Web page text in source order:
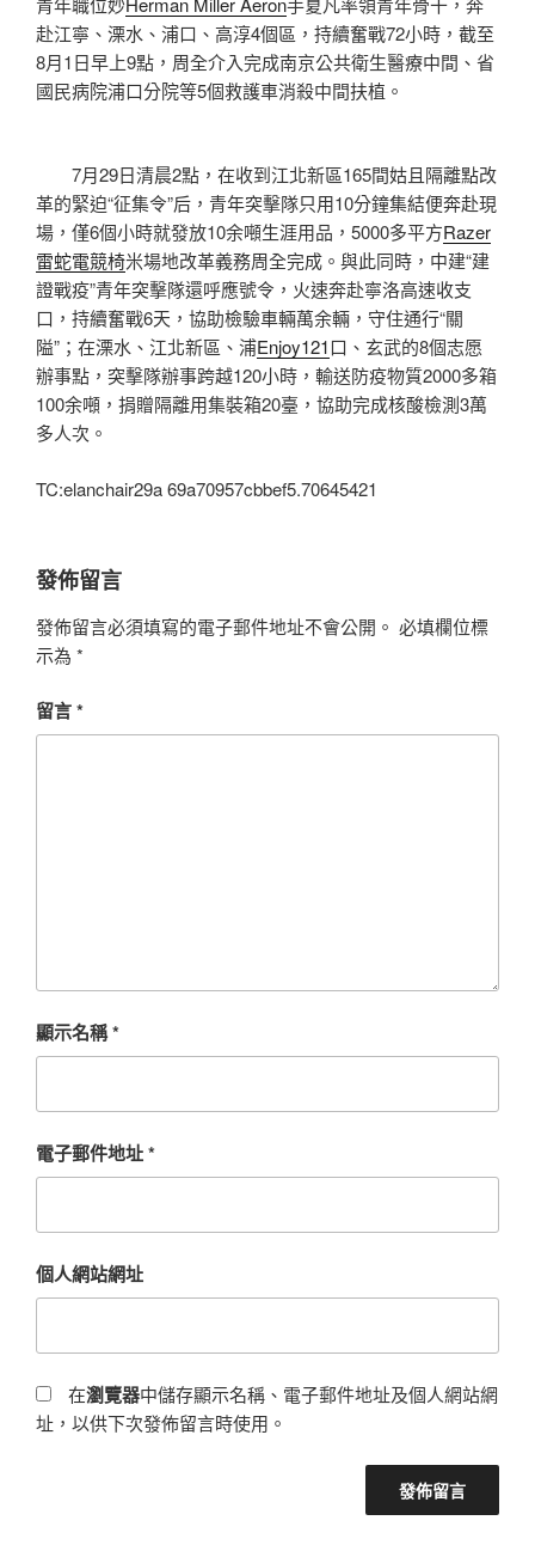
赴江寧、溧水、浦口、高淳4個區，持續奮戰72小時，截至
8月1日早上9點，周全介入完成南京公共衛生醫療中間、省
國民病院浦口分院等5個救護車消殺中間扶植。
7月29日清晨2點，在收到江北新區165間姑且隔離點改
革的緊迫“征集令”后，青年突擊隊只用10分鐘集結便奔赴現
場，僅6個小時就發放10余噸生涯用品，5000多平方Razer
雷蛇電競椅米場地改革義務周全完成。與此同時，中建“建
證戰疫”青年突擊隊還呼應號令，火速奔赴寧洛高速收支
口，持續奮戰6天，協助檢驗車輛萬余輛，守住通行“關
隘”；在溧水、江北新區、浦Enjoy121口、玄武的8個志愿
辦事點，突擊隊辦事跨越120小時，輸送防疫物質2000多箱
100余噸，捐贈隔離用集裝箱20臺，協助完成核酸檢測3萬
多人次。
TC:elanchair29a 69a70957cbbef5.70645421
發佈留言
發佈留言必須填寫的電子郵件地址不會公開。 必填欄位標
示為 *
留言*
顯示名稱*
電子郵件地址*
個人網站網址
在瀏覽器中儲存顯示名稱、電子郵件地址及個人網站網
址，以供下次發佈留言時使用。